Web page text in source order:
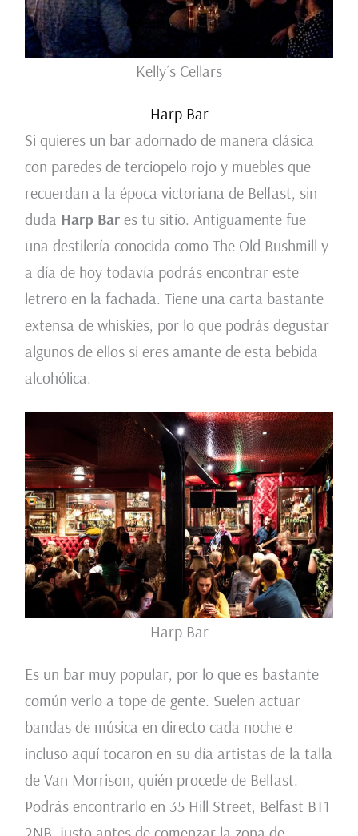
Kelly´s Cellars
Harp Bar
Si quieres un bar adornado de manera clásica
con paredes de terciopelo rojo y muebles que
recuerdan a la época victoriana de Belfast, sin
duda Harp Bares tu sitio. Antiguamente fue
una destilería conocida como The Old Bushmill y
a día de hoy todavía podrás encontrar este
letrero en la fachada. Tiene una carta bastante
extensa de whiskies, por lo que podrás degustar
algunos de ellos si eres amante de esta bebida
alcohólica.
Harp Bar
Es un bar muy popular, por lo que es bastante
común verlo a tope de gente. Suelen actuar
bandas de música en directo cada noche e
incluso aquí tocaron en su día artistas de la talla
de Van Morrison, quién procede de Belfast.
Podrás encontrarlo en 35 Hill Street, Belfast BT1